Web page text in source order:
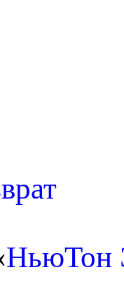
НьюТон